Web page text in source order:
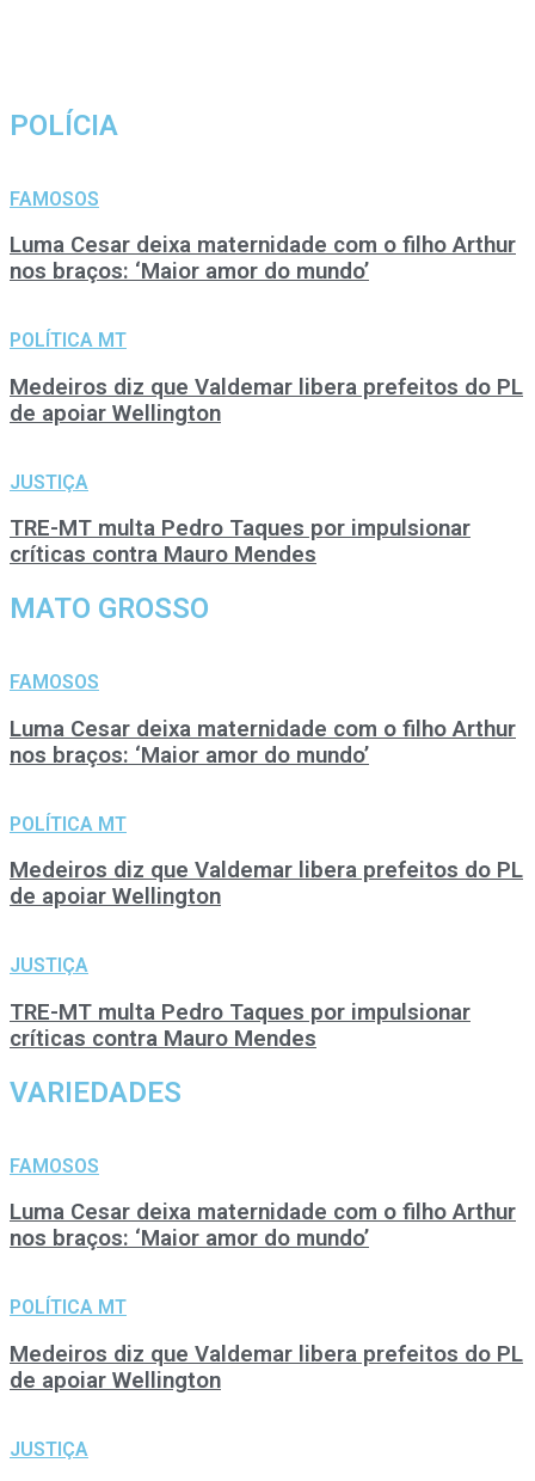
POLÍCIA
FAMOSOS
Luma Cesar deixa maternidade com o filho Arthur
nos braços: ‘Maior amor do mundo’
POLÍTICA MT
Medeiros diz que Valdemar libera prefeitos do PL
de apoiar Wellington
JUSTIÇA
TRE-MT multa Pedro Taques por impulsionar
críticas contra Mauro Mendes
MATO GROSSO
FAMOSOS
Luma Cesar deixa maternidade com o filho Arthur
nos braços: ‘Maior amor do mundo’
POLÍTICA MT
Medeiros diz que Valdemar libera prefeitos do PL
de apoiar Wellington
JUSTIÇA
TRE-MT multa Pedro Taques por impulsionar
críticas contra Mauro Mendes
VARIEDADES
FAMOSOS
Luma Cesar deixa maternidade com o filho Arthur
nos braços: ‘Maior amor do mundo’
POLÍTICA MT
Medeiros diz que Valdemar libera prefeitos do PL
de apoiar Wellington
JUSTIÇA